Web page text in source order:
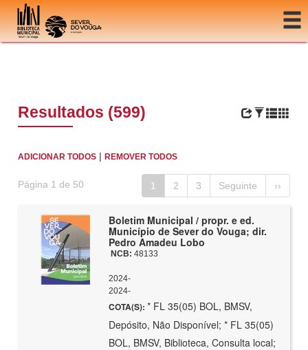
Ir para o conteúdo
Resultados (599)
ADICIONAR TODOS |REMOVER TODOS
Página 1 de 50 1 2 3 Seguinte ››
Boletim Municipal / propr. e ed.
Município de Sever do Vouga; dir.
Pedro Amadeu Lobo
NCB: 48133
2024-
2024-
COTA(S): * FL 35(05) BOL, BMSV,
Depósito, Não Disponível; * FL 35(05)
BOL, BMSV, Biblioteca, Consulta local;